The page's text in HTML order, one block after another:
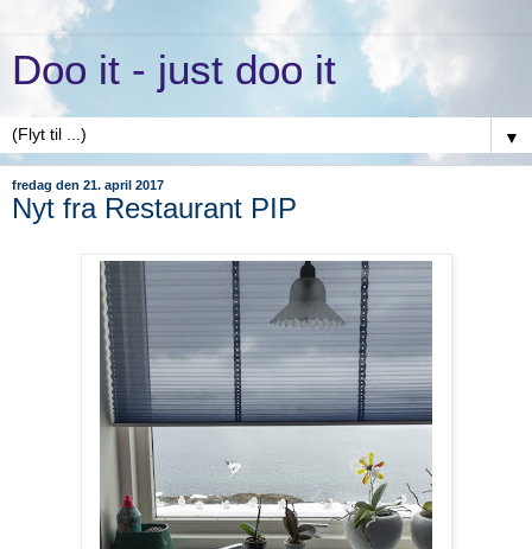
Doo it - just doo it
▼
fredag den 21. april 2017
Nyt fra Restaurant PIP